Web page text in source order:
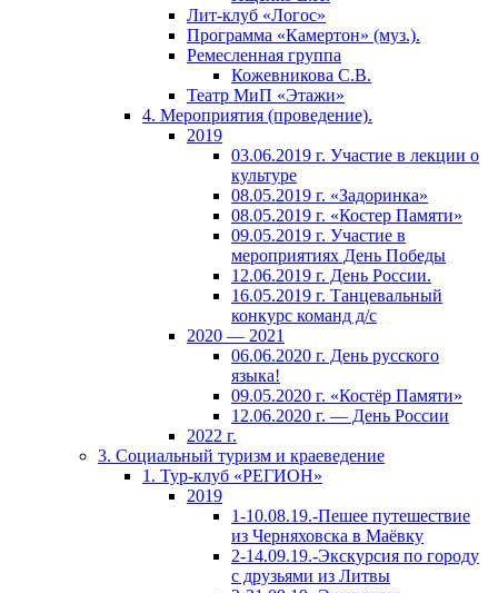
Лит-клуб «Логос»
Программа «Камертон» (муз.).
Ремесленная группа
Кожевникова С.В.
Театр МиП «Этажи»
4. Мероприятия (проведение).
2019
03.06.2019 г. Участие в лекции о
культуре
08.05.2019 г. «Задоринка»
08.05.2019 г. «Костер Памяти»
09.05.2019 г. Участие в
мероприятиях День Победы
12.06.2019 г. День России.
16.05.2019 г. Танцевальный
конкурс команд д/с
2020 — 2021
06.06.2020 г. День русского
языка!
09.05.2020 г. «Костёр Памяти»
12.06.2020 г. — День России
2022 г.
3. Социальный туризм и краеведение
1. Тур-клуб «РЕГИОН»
2019
1-10.08.19.-Пешее путешествие
из Черняховска в Маёвку
2-14.09.19.-Экскурсия по городу
с друзьями из Литвы